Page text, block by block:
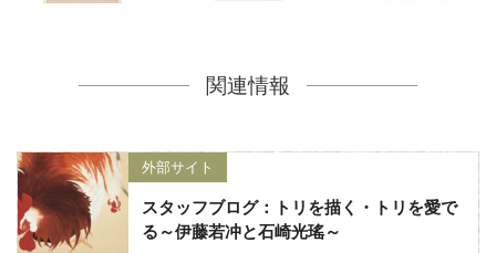
関連情報
外部サイト
スタッフブログ：トリを描く・トリを愛で
る～伊藤若冲と石崎光瑤～